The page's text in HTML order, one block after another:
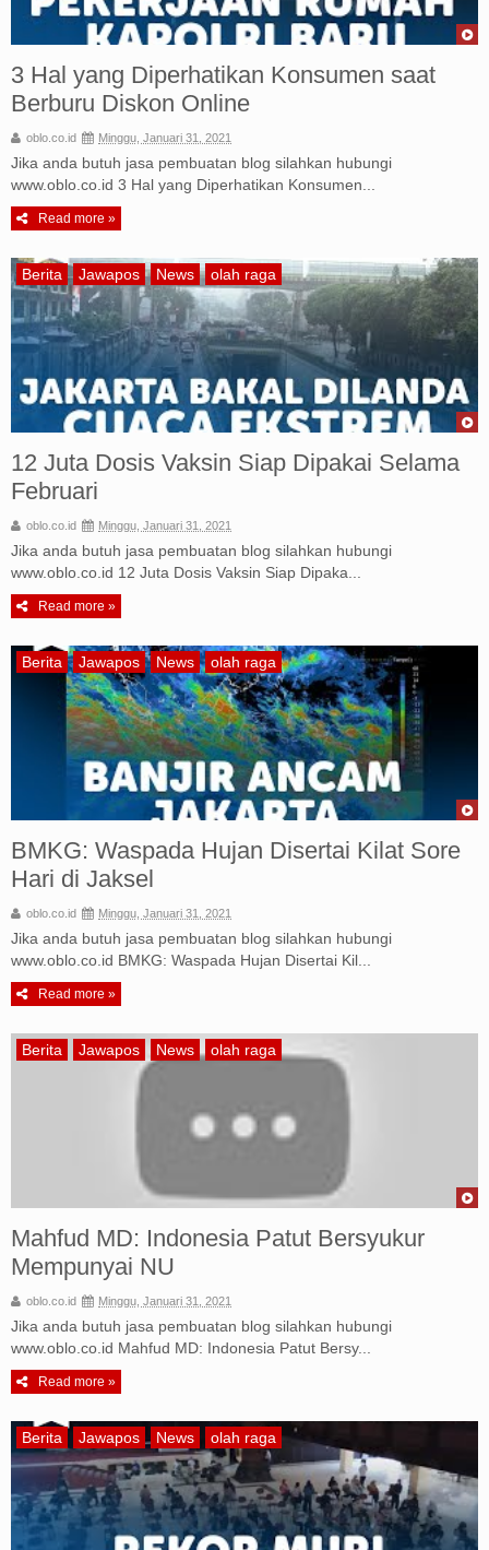
3 Hal yang Diperhatikan Konsumen saat
Berburu Diskon Online
oblo.co.id Minggu, Januari 31, 2021
Jika anda butuh jasa pembuatan blog silahkan hubungi
www.oblo.co.id 3 Hal yang Diperhatikan Konsumen...
Read more »
12 Juta Dosis Vaksin Siap Dipakai Selama
Februari
oblo.co.id Minggu, Januari 31, 2021
Jika anda butuh jasa pembuatan blog silahkan hubungi
www.oblo.co.id 12 Juta Dosis Vaksin Siap Dipaka...
Read more »
Berita Jawapos News olah raga
BMKG: Waspada Hujan Disertai Kilat Sore
Hari di Jaksel
oblo.co.id Minggu, Januari 31, 2021
Jika anda butuh jasa pembuatan blog silahkan hubungi
www.oblo.co.id BMKG: Waspada Hujan Disertai Kil...
Read more »
Berita Jawapos News olah raga
Mahfud MD: Indonesia Patut Bersyukur
Mempunyai NU
oblo.co.id Minggu, Januari 31, 2021
Jika anda butuh jasa pembuatan blog silahkan hubungi
www.oblo.co.id Mahfud MD: Indonesia Patut Bersy...
Read more »
Berita Jawapos News olah raga
Berita Jawapos News olah raga